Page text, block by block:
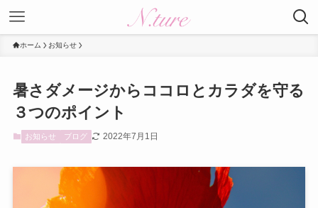
ホーム お知らせ
暑さダメージからココロとカラダを守る
３つのポイント
お知らせ ブログ 2022年7月1日